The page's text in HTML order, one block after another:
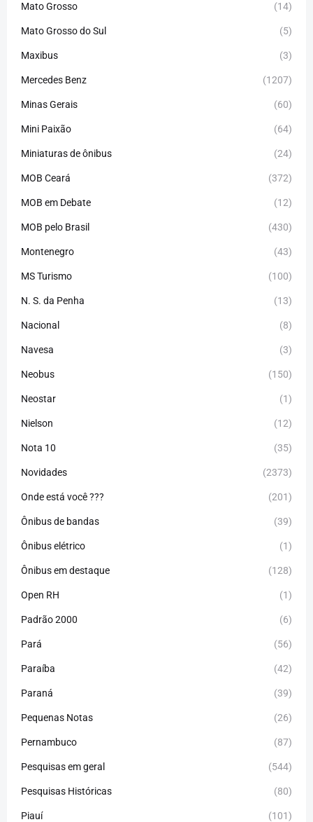
Mato Grosso (14)
Mato Grosso do Sul (5)
Maxibus (3)
Mercedes Benz (1207)
Minas Gerais (60)
Mini Paixão (64)
Miniaturas de ônibus (24)
MOB Ceará (372)
MOB em Debate (12)
MOB pelo Brasil (430)
Montenegro (43)
MS Turismo (100)
N. S. da Penha (13)
Nacional (8)
Navesa (3)
Neobus (150)
Neostar (1)
Nielson (12)
Nota 10 (35)
Novidades (2373)
Onde está você ??? (201)
Ônibus de bandas (39)
Ônibus elétrico (1)
Ônibus em destaque (128)
Open RH (1)
Padrão 2000 (6)
Pará (56)
Paraíba (42)
Paraná (39)
Pequenas Notas (26)
Pernambuco (87)
Pesquisas em geral (544)
Pesquisas Históricas (80)
Piauí (101)